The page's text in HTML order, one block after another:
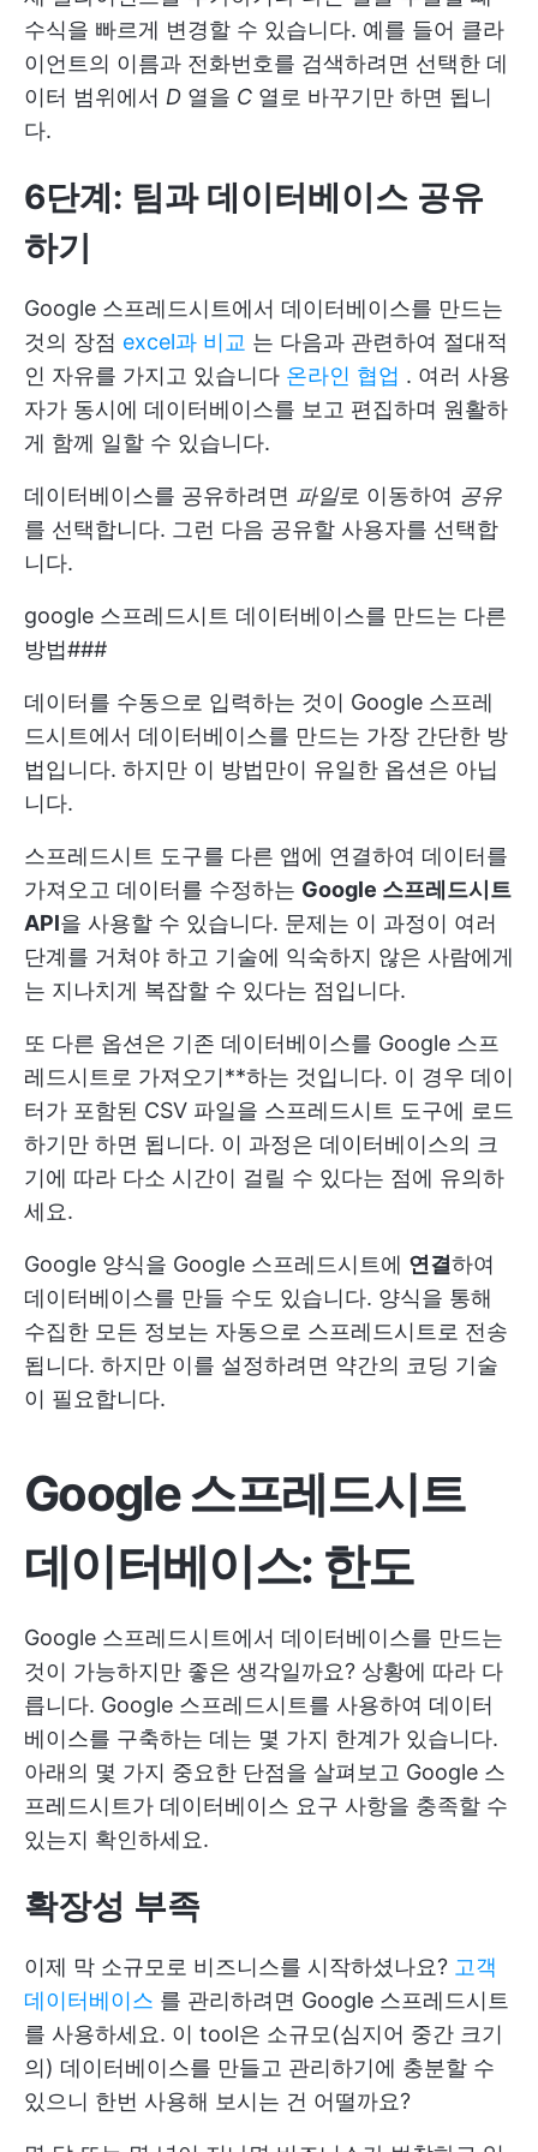
수식을 빠르게 변경할 수 있습니다. 예를 들어 클라
이언트의 이름과 전화번호를 검색하려면 선택한 데
이터 범위에서 D 열을 C 열로 바꾸기만 하면 됩니
다.
6단계: 팀과 데이터베이스 공유
하기
Google 스프레드시트에서 데이터베이스를 만드는
것의 장점 excel과 비교 는 다음과 관련하여 절대적
인 자유를 가지고 있습니다 온라인 협업 . 여러 사용
자가 동시에 데이터베이스를 보고 편집하며 원활하
게 함께 일할 수 있습니다.
데이터베이스를 공유하려면 파일로 이동하여 공유
를 선택합니다. 그런 다음 공유할 사용자를 선택합
니다.
google 스프레드시트 데이터베이스를 만드는 다른
방법###
데이터를 수동으로 입력하는 것이 Google 스프레
드시트에서 데이터베이스를 만드는 가장 간단한 방
법입니다. 하지만 이 방법만이 유일한 옵션은 아닙
니다.
스프레드시트 도구를 다른 앱에 연결하여 데이터를
가져오고 데이터를 수정하는 Google 스프레드시트
APl을 사용할 수 있습니다. 문제는 이 과정이 여러
단계를 거쳐야 하고 기술에 익숙하지 않은 사람에게
는 지나치게 복잡할 수 있다는 점입니다.
또 다른 옵션은 기존 데이터베이스를 Google 스프
레드시트로 가져오기**하는 것입니다. 이 경우 데이
터가 포함된 CSV 파일을 스프레드시트 도구에 로드
하기만 하면 됩니다. 이 과정은 데이터베이스의 크
기에 따라 다소 시간이 걸릴 수 있다는 점에 유의하
세요.
Google 양식을 Google 스프레드시트에 연결하여
데이터베이스를 만들 수도 있습니다. 양식을 통해
수집한 모든 정보는 자동으로 스프레드시트로 전송
됩니다. 하지만 이를 설정하려면 약간의 코딩 기술
이 필요합니다.
Google 스프레드시트
데이터베이스: 한도
Google 스프레드시트에서 데이터베이스를 만드는
것이 가능하지만 좋은 생각일까요? 상황에 따라 다
릅니다. Google 스프레드시트를 사용하여 데이터
베이스를 구축하는 데는 몇 가지 한계가 있습니다.
아래의 몇 가지 중요한 단점을 살펴보고 Google 스
프레드시트가 데이터베이스 요구 사항을 충족할 수
있는지 확인하세요.
확장성 부족
이제 막 소규모로 비즈니스를 시작하셨나요? 고객
데이터베이스 를 관리하려면 Google 스프레드시트
를 사용하세요. 이 tool은 소규모(심지어 중간 크기
의) 데이터베이스를 만들고 관리하기에 충분할 수
있으니 한번 사용해 보시는 건 어떨까요?